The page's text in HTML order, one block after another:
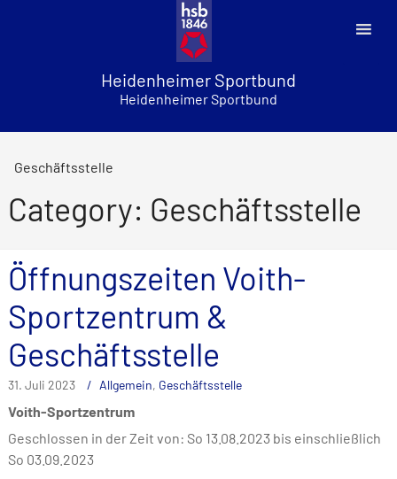
Heidenheimer Sportbund
Heidenheimer Sportbund
Geschäftsstelle
Category: Geschäftsstelle
Öffnungszeiten Voith-
Sportzentrum &
Geschäftsstelle
31. Juli 2023 Allgemein, Geschäftsstelle
Voith-Sportzentrum
Geschlossen in der Zeit von: So 13.08.2023 bis einschließlich
So 03.09.2023